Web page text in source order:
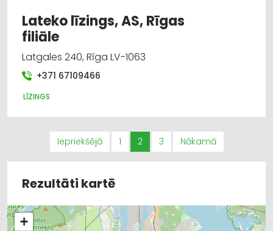
Lateko līzings, AS, Rīgas
filiāle
Latgales 240, Rīga LV-1063
+371 67109466
LĪZINGS
Iepriekšējā 1 2 3 Nākamā
Rezultāti kartē
+